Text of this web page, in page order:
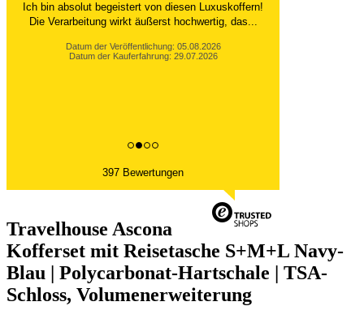
Ich bin absolut begeistert von diesen Luxuskoffern!
Die Verarbeitung wirkt äußerst hochwertig, das...
Datum der Veröffentlichung: 05.08.2026
Datum der Kauferfahrung: 29.07.2026
397 Bewertungen
Travelhouse Ascona
Kofferset mit Reisetasche S+M+L Navy-
Blau | Polycarbonat-Hartschale | TSA-
Schloss, Volumenerweiterung